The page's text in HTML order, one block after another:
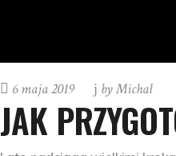
6 maja 2019 byMichał
JAK